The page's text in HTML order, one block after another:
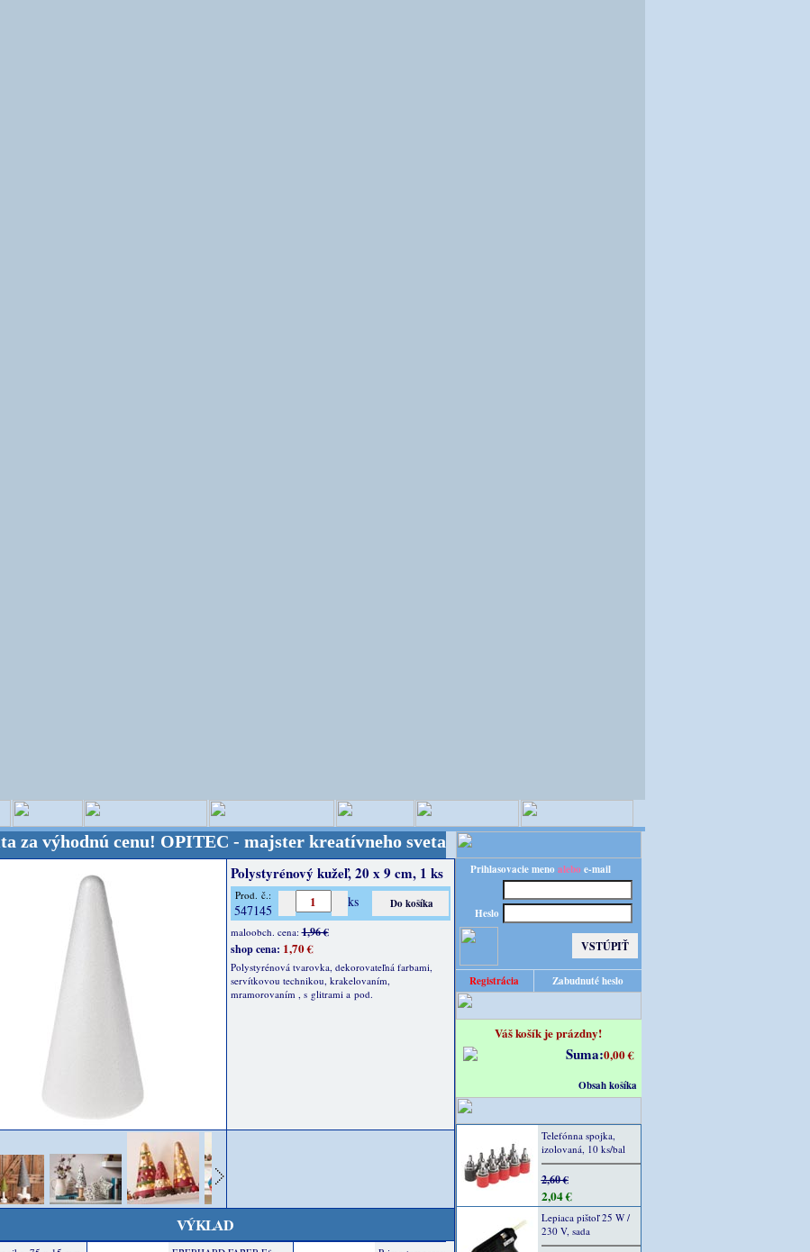
cenu! OPITEC - majster kreatívneho sveta - Kvalita za výhodnú cenu!
Polystyrénový kužeľ, 20 x 9 cm, 1 ks
Prod. č.:
547145
ks
maloobch. cena:1,96 €
shop cena: 1,70 €
Polystyrénová tvarovka, dekorovateľná farbami,
servítkovou technikou, krakelovaním,
mramorovaním , s glitrami a pod.
VÝKLAD
Prihlasovacie meno alebo e-mail
Heslo
Registrácia Zabudnuté heslo
Váš košík je prázdny!
Suma:0,00 €
Obsah košíka
Telefónna spojka,
izolovaná, 10 ks/bal
2,60 €
2,04 €
Lepiaca pištoľ 25 W /
230 V, sada